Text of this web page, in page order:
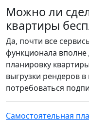
Можно ли
квартиры
Да, почти все
функционала вполне
планировку
выгрузки рендеров
потребоваться
Самостоятельная